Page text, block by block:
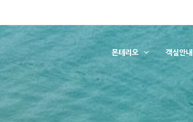
몬테리오 객실안내